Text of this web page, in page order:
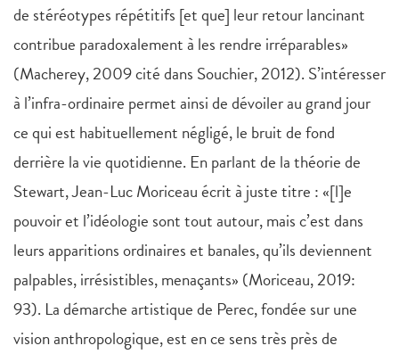
de stéréotypes répétitifs [et que] leur retour lancinant
contribue paradoxalement à les rendre irréparables»
(Macherey, 2009 cité dans Souchier, 2012). S’intéresser
à l’infra-ordinaire permet ainsi de dévoiler au grand jour
ce qui est habituellement négligé, le bruit de fond
derrière la vie quotidienne. En parlant de la théorie de
Stewart, Jean-Luc Moriceau écrit à juste titre : «[l]e
pouvoir et l’idéologie sont tout autour, mais c’est dans
leurs apparitions ordinaires et banales, qu’ils deviennent
palpables, irrésistibles, menaçants» (Moriceau, 2019:
93). La démarche artistique de Perec, fondée sur une
vision anthropologique, est en ce sens très près de